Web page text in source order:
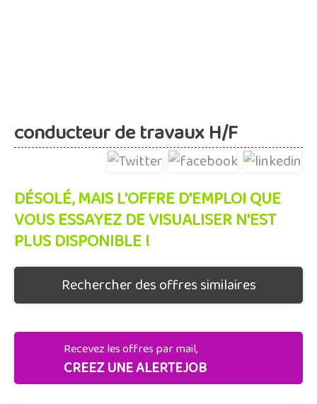
conducteur de travaux H/F
DÉSOLÉ, MAIS L'OFFRE D'EMPLOI QUE
VOUS ESSAYEZ DE VISUALISER N'EST
PLUS DISPONIBLE !
Rechercher des offres similaires
Recevez les offres par mail,
CREEZ UNE ALERTEJOB